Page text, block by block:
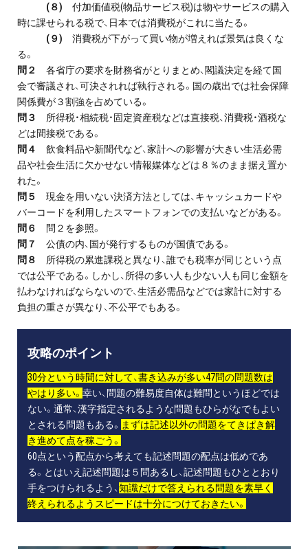
(８) 付加価値税(物品サービス税)は物やサービスの購入
時に課せられる税で、日本では消費税がこれに当たる。
(９) 消費税が下がって買い物が増えれば景気は良くな
る。
問２
各省庁の要求を財務省がとりまとめ、閣議決定を経て国
会で審議され、可決されれば執行される。国の歳出では社会保障
関係費が３割強を占めている。
問３
所得税・相続税・固定資産税などは直接税、消費税・酒税な
どは間接税である。
問４
飲食料品や新聞代など、家計への影響が大きい生活必需
品や社会生活に欠かせない情報媒体などは８％のまま据え置か
れた。
問５
現金を用いない決済方法としては、キャッシュカードや
バーコードを利用したスマートフォンでの支払いなどがある。
問６
問２を参照。
問７
公債の内、国が発行するものが国債である。
問８
所得税の累進課税と異なり、誰でも税率が同じという点
では公平である。しかし、所得の多い人も少ない人も同じ金額を
払わなければならないので、生活必需品などでは家計に対する
負担の重さが異なり、不公平でもある。
攻略のポイント
30分という時間に対して、書き込みが多い47問の問題数は
やはり多い。 幸い、問題の難易度自体は難問というほどでは
ない。通常、漢字指定されるような問題もひらがなでもよい
とされる問題もある。 まずは記述以外の問題をてきぱき解
き進めて点を稼ごう。
60点という配点から考えても記述問題の配点は低めであ
る。とはいえ記述問題は５問あるし、記述問題もひととおり
手をつけられるよう、知識だけで答えられる問題を素早く
終えられるようスピードは十分につけておきたい。